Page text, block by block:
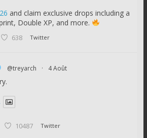
and claim exclusive drops including a
Double XP, and more.
638 Twitter
@treyarch · 4 Août
10487 Twitter